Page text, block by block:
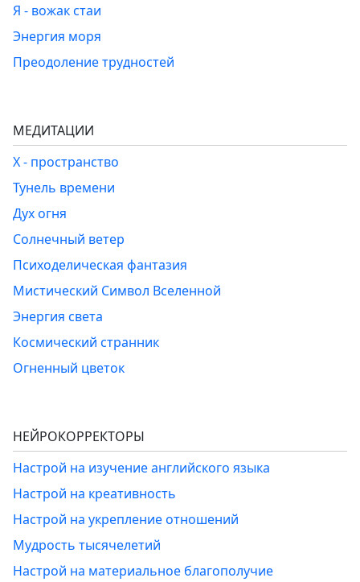
Я - вожак стаи
Энергия моря
Преодоление трудностей
МЕДИТАЦИИ
Х - пространство
Тунель времени
Дух огня
Солнечный ветер
Психоделическая фантазия
Мистический Символ Вселенной
Энергия света
Космический странник
Огненный цветок
НЕЙРОКОРРЕКТОРЫ
Настрой на изучение английского языка
Настрой на креативность
Настрой на укрепление отношений
Мудрость тысячелетий
Настрой на материальное благополучие